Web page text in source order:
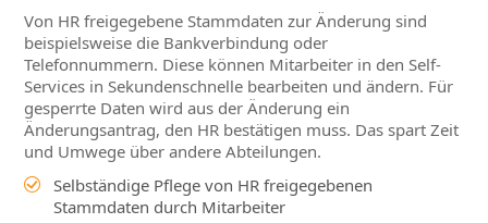
Von HR freigegebene Stammdaten zur Änderung sind
beispielsweise die Bankverbindung oder
Telefonnummern. Diese können Mitarbeiter in den Self-
Services in Sekundenschnelle bearbeiten und ändern. Für
gesperrte Daten wird aus der Änderung ein
Änderungsantrag, den HR bestätigen muss. Das spart Zeit
und Umwege über andere Abteilungen.
Selbständige Pflege von HR freigegebenen
Stammdaten durch Mitarbeiter